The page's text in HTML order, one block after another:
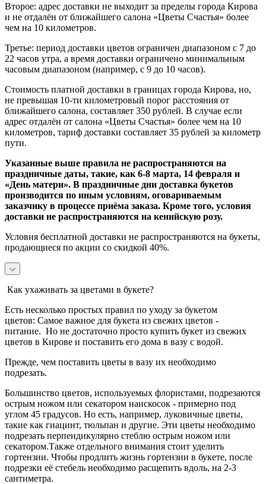
Второе: адрес доставки не выходит за пределы города Кирова
и не отдалён от ближайшего салона «Цветы Счастья» более
чем на 10 километров.
Третье: период доставки цветов ограничен диапазоном с 7 до
22 часов утра, а время доставки ограничено минимальным
часовым диапазоном (например, с 9 до 10 часов).
Стоимость платной доставки в границах города Кирова, но,
не превышая 10-ти километровый порог расстояния от
ближайшего салона, составляет 350 рублей. В случае если
адрес отдалён от салона «Цветы Счастья» более чем на 10
километров, тариф доставки составляет 35 рублей за километр
пути.
Указанные выше правила не распространяются на
праздничные даты, такие, как 6-8 марта, 14 февраля и
«День матери». В праздничные дни доставка букетов
производится по иным условиям, оговариваемым
заказчику в процессе приёма заказа. Кроме того, условия
доставки не распространяются на кенийскую розу.
Условия бесплатной доставки не распространяются на букеты,
продающиеся по акции со скидкой 40%.
Как ухаживать за цветами в букете?
Есть несколько простых правил по уходу за букетом
цветов: Самое важное для букета из свежих цветов -
питание. Но не достаточно просто купить букет из свежих
цветов в Кирове и поставить его дома в вазу с водой.
Прежде, чем поставить цветы в вазу их необходимо
подрезать.
Большинство цветов, используемых флористами, подрезаются
острым ножом или секатором наискосок - примерно под
углом 45 градусов. Но есть, например, луковичные цветы,
такие как гиацинт, тюльпан и другие. Эти цветы необходимо
подрезать перпендикулярно стеблю острым ножом или
секатором.Также отдельного внимания стоит уделить
гортензии. Чтобы продлить жизнь гортензии в букете, после
подрезки её стебель необходимо расщепить вдоль, на 2-3
сантиметра.